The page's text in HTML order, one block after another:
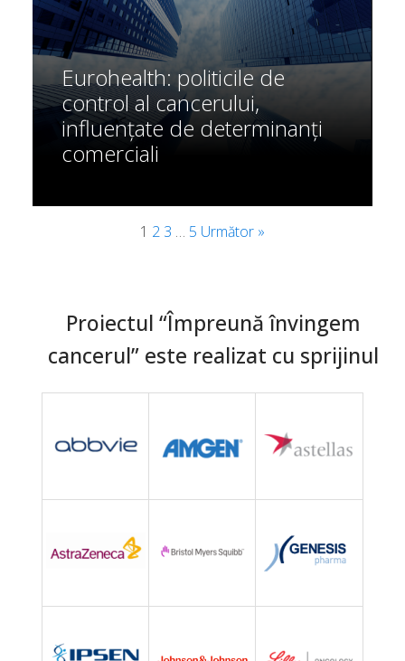
Eurohealth: politicile de
control al cancerului,
influențate de determinanți
comerciali
1 2 3 … 5 Următor »
Proiectul “Împreună învingem
cancerul” este realizat cu sprijinul